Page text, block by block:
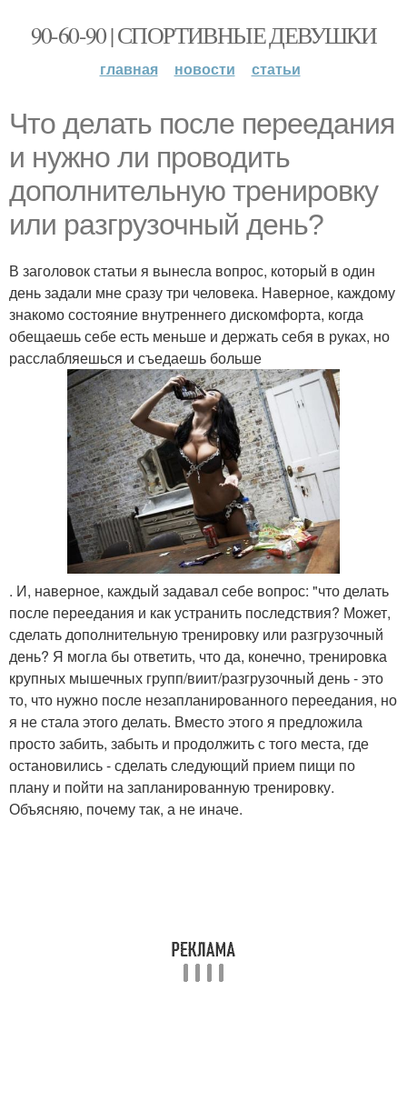
90-60-90 | СПОРТИВНЫЕ ДЕВУШКИ
главная новости статьи
Что делать после переедания
и нужно ли проводить
дополнительную тренировку
или разгрузочный день?
В заголовок статьи я вынесла вопрос, который в один
день задали мне сразу три человека. Наверное, каждому
знакомо состояние внутреннего дискомфорта, когда
обещаешь себе есть меньше и держать себя в руках, но
расслабляешься и съедаешь больше
. И, наверное, каждый задавал себе вопрос: "что делать
после переедания и как устранить последствия? Может,
сделать дополнительную тренировку или разгрузочный
день? Я могла бы ответить, что да, конечно, тренировка
крупных мышечных групп/виит/разгрузочный день - это
то, что нужно после незапланированного переедания, но
я не стала этого делать. Вместо этого я предложила
просто забить, забыть и продолжить с того места, где
остановились - сделать следующий прием пищи по
плану и пойти на запланированную тренировку.
Объясняю, почему так, а не иначе.